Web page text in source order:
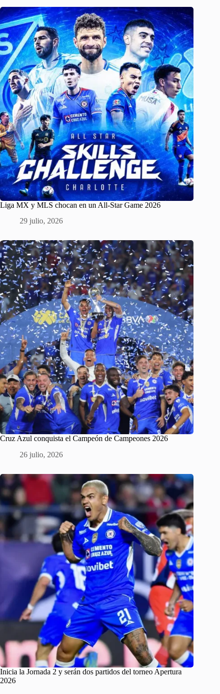
Liga MX y MLS chocan en un All-Star Game 2026
29 julio, 2026
Cruz Azul conquista el Campeón de Campeones 2026
26 julio, 2026
Inicia la Jornada 2 y serán dos partidos del torneo Apertura
2026